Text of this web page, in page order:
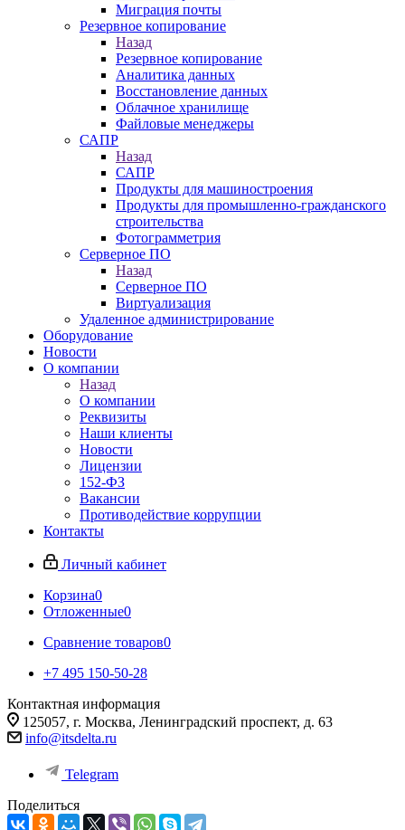
Миграция почты
Резервное копирование
Назад
Резервное копирование
Аналитика данных
Восстановление данных
Облачное хранилище
Файловые менеджеры
САПР
Назад
САПР
Продукты для машиностроения
Продукты для промышленно-гражданского
строительства
Фотограмметрия
Серверное ПО
Назад
Серверное ПО
Виртуализация
Удаленное администрирование
Оборудование
Новости
О компании
Назад
О компании
Реквизиты
Наши клиенты
Новости
Лицензии
152-ФЗ
Вакансии
Противодействие коррупции
Контакты
Личный кабинет
Корзина0
Отложенные0
Сравнение товаров0
+7 495 150-50-28
Контактная информация
125057, г. Москва, Ленинградский проспект, д. 63
info@itsdelta.ru
Telegram
Поделиться